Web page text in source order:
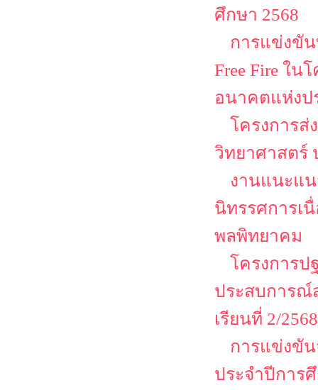
ศึกษา 2568
การแข่งขัน
Free Fire ใ
อนาคตแห่งป
โครงการส่
วิทยาศาสตร์
งานแนะแ
นิทรรศการเ
พลพิทยาคม
โครงการ
ประสบการณ์
เรียนที่ 2/2568
การแข่งขั
ประจำปีการ